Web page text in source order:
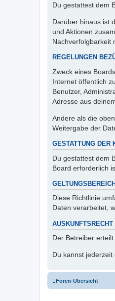
Du gestattest dem
Darüber hinaus ist
und Aktionen
Nachverfolgbarkeit
REGELUNGEN
Zweck eines
Internet öffentlich
Benutzer,
Adresse aus
Andere als die
Weitergabe der
GESTATTUNG DER
Du gestattest dem
Board erforderlich
Diese Richtlinie
Daten verarbeitet,
AUSKUNFTSRECHT
Der Betreiber
Du kannst
Foren-Übersicht